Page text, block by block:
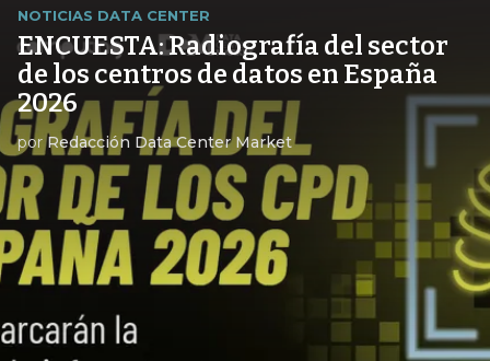
NOTICIAS DATA CENTER
ENCUESTA: Radiografía del sector
de los centros de datos en España
2026
porRedacción Data Center Market